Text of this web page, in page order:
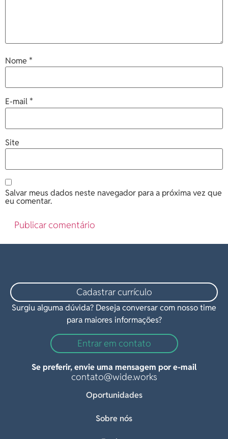
Nome *
E-mail*
Site
Salvar meus dados neste navegador para a próxima vez que
eu comentar.
Cadastrar currículo
Surgiu alguma dúvida? Deseja conversar com nosso time
para maiores informações?
Entrar em contato
Se preferir, envie uma mensagem por e-mail
contato@wide.works
Oportunidades
Sobre nós